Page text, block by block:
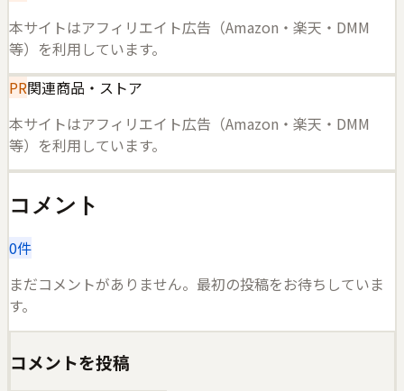
本サイトはアフィリエイト広告（Amazon・楽天・DMM
等）を利用しています。
PR関連商品・ストア
本サイトはアフィリエイト広告（Amazon・楽天・DMM
等）を利用しています。
コメント
0件
まだコメントがありません。最初の投稿をお待ちしていま
す。
コメントを投稿